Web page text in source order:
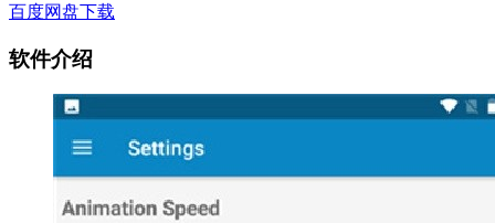
百度网盘下载
软件介绍